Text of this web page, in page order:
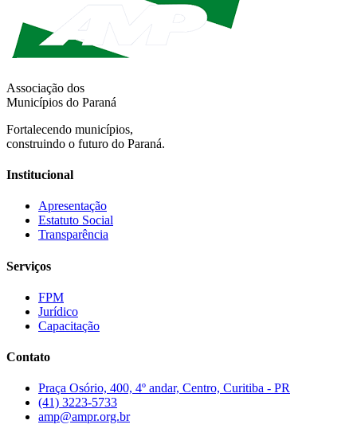
Associação dos
Municípios do Paraná
Fortalecendo municípios,
construindo o futuro do Paraná.
Institucional
Apresentação
Estatuto Social
Transparência
Serviços
FPM
Jurídico
Capacitação
Contato
Praça Osório, 400, 4º andar, Centro, Curitiba - PR
(41) 3223-5733
amp@ampr.org.br